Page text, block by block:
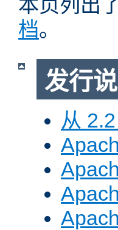
本页列出
档。
发行
从